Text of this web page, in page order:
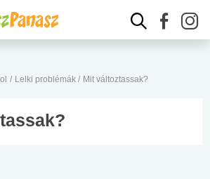
/ Lelki problémák / Mit változtassak?